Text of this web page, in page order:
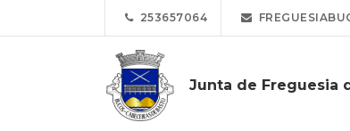
253657064
Junta de Freguesia